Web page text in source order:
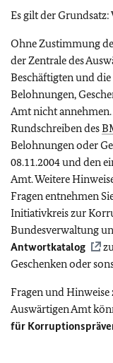
Es gilt der
Ohne Zustimmung
der Zentrale des
Beschäftigten und
Belohnungen,
Amt nicht
Rundschreiben des
Belohnungen oder
08.11.2004 und den
Amt. Weitere
Fragen entnehmen
Initiativkreis zur
Bundesverwaltung
Antwortkatalog
Geschenken oder
Fragen und
Auswärtigen Amt
für